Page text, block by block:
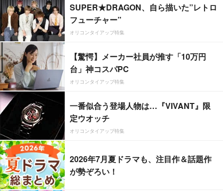
SUPER★DRAGON、自ら描いた”レトロ
フューチャー”
オリコンタイアップ特集
【驚愕】メーカー社員が推す「10万円
台」神コスパPC
オリコンタイアップ特集
一番似合う登場人物は…『VIVANT』限
定ウオッチ
オリコンタイアップ特集
2026年7月夏ドラマも、注目作＆話題作
が勢ぞろい！